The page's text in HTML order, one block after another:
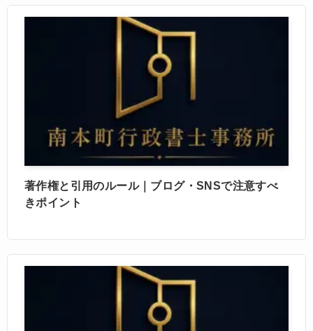
著作権と引用のルール｜ブログ・SNSで注意すべ
きポイント